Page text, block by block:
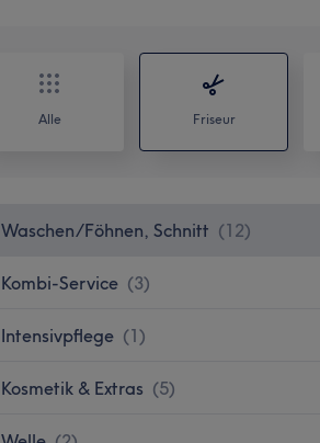
Alle Friseur
Waschen/Föhnen, Schnitt (12)
Kombi-Service (3)
Intensivpflege (1)
Kosmetik & Extras (5)